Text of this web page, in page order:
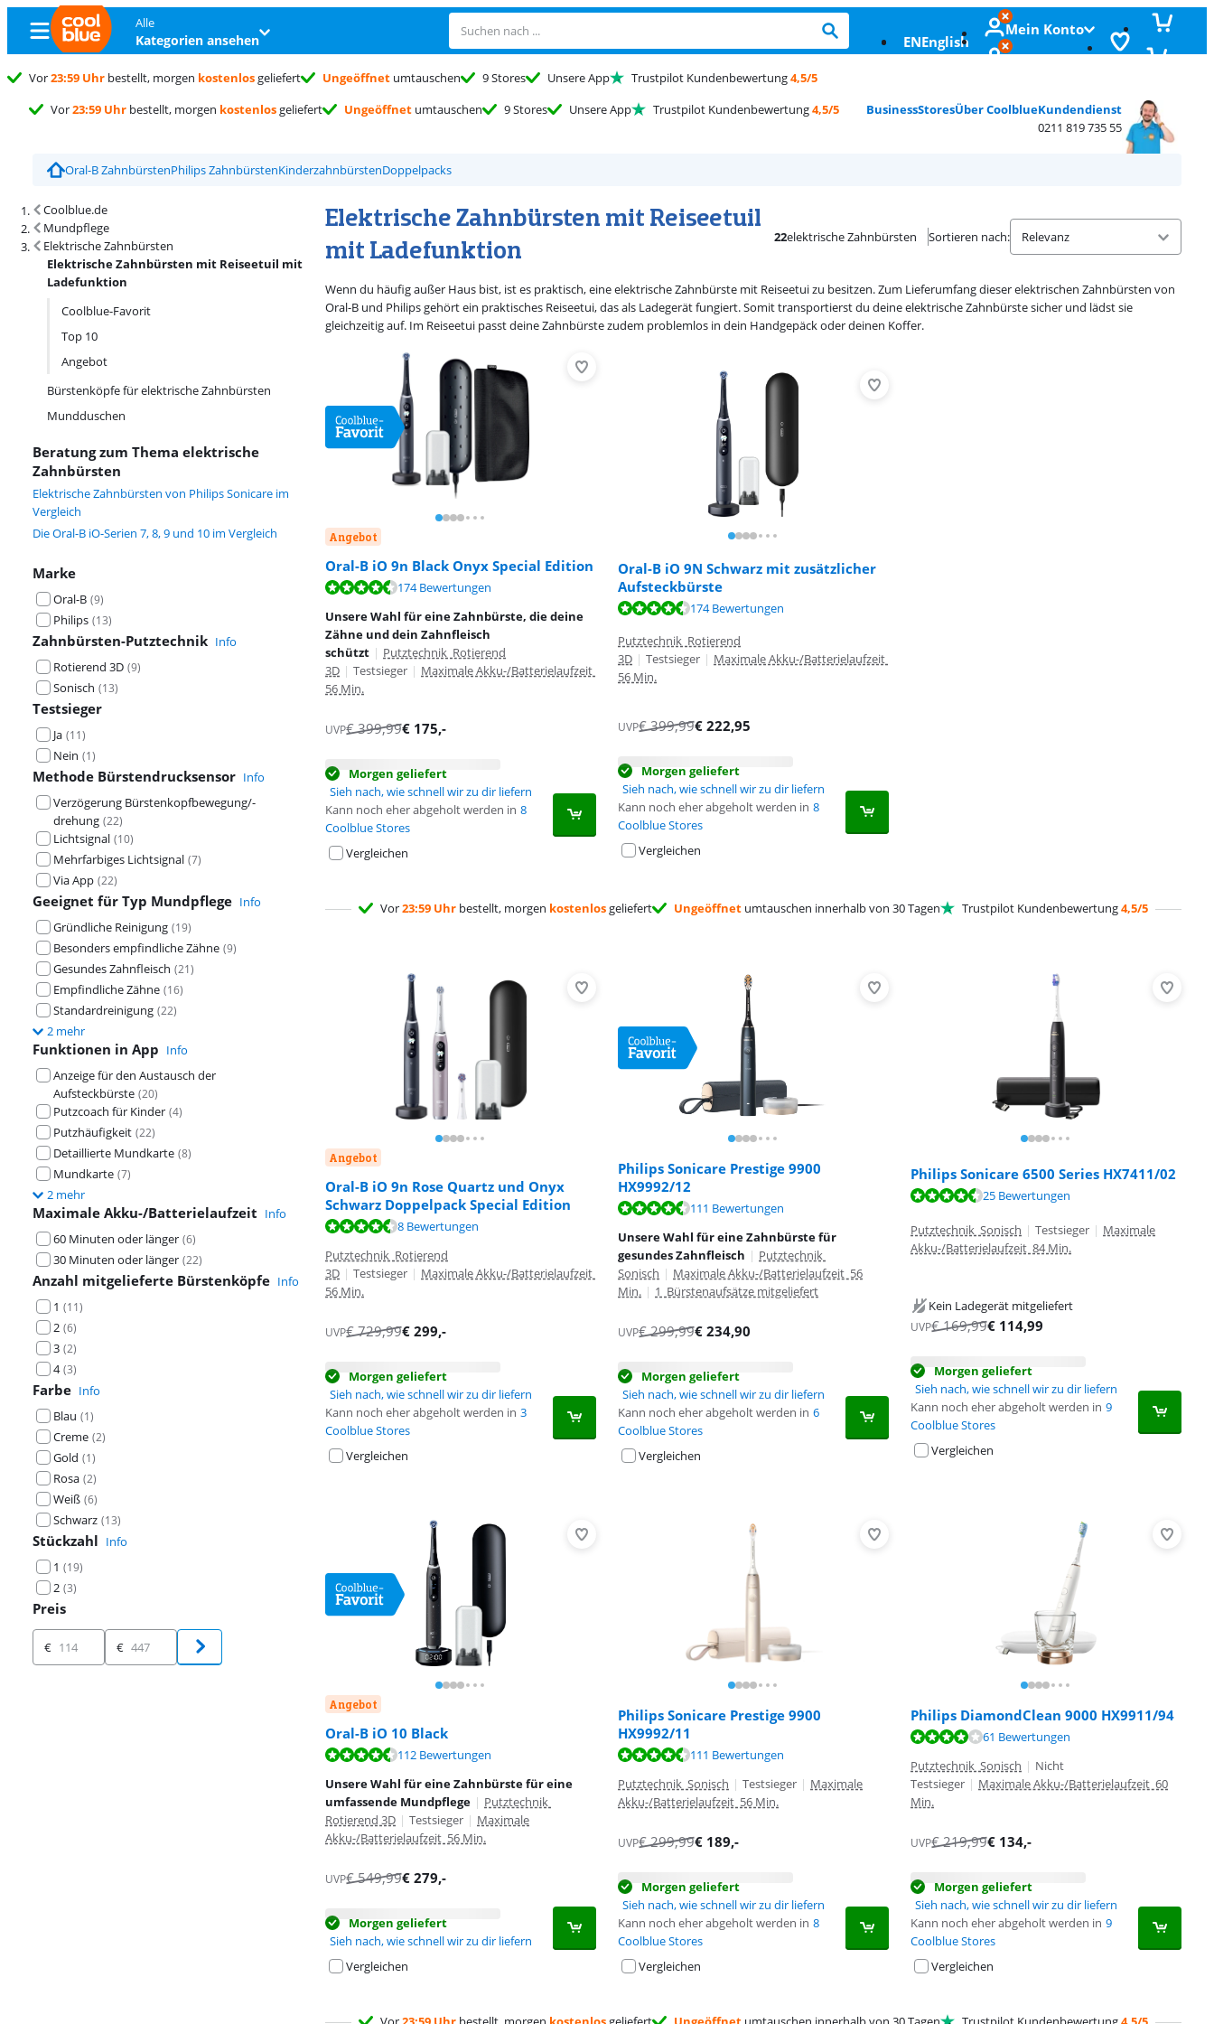
Alle
Kategorien ansehen ENEnglish
Mein Konto
Vor23:59 Uhr bestellt, morgen kostenlosgeliefert Ungeöffnet umtauschen 9 Stores Unsere App Trustpilot Kundenbewertung4,5/5
Vor23:59 Uhr bestellt, morgen kostenlosgeliefert Ungeöffnet umtauschen 9 Stores Unsere App Trustpilot Kundenbewertung4,5/5 BusinessStoresÜber CoolblueKundendienst
0211 819 735 55
Oral-B ZahnbürstenPhilips ZahnbürstenKinderzahnbürstenDoppelpacks
Coolblue.de
Mundpflege
Elektrische Zahnbürsten
Elektrische Zahnbürsten mit Reiseetuil mit
Ladefunktion
Coolblue-Favorit
Top 10
Angebot
Bürstenköpfe für elektrische Zahnbürsten
Mundduschen
Beratung zum Thema elektrische
Zahnbürsten
Elektrische Zahnbürsten von Philips Sonicare im
Vergleich
Die Oral-B iO-Serien 7, 8, 9 und 10 im Vergleich
Marke
Oral-B (9)
Philips (13)
Zahnbürsten-Putztechnik Info
Rotierend 3D (9)
Sonisch (13)
Testsieger
Ja (11)
Nein (1)
Methode Bürstendrucksensor Info
Verzögerung Bürstenkopfbewegung/-
drehung (22)
Lichtsignal (10)
Mehrfarbiges Lichtsignal (7)
Via App (22)
Geeignet für Typ Mundpflege Info
Gründliche Reinigung (19)
Besonders empfindliche Zähne (9)
Gesundes Zahnfleisch (21)
Empfindliche Zähne (16)
Standardreinigung (22)
2 mehr
Funktionen in App Info
Anzeige für den Austausch der
Aufsteckbürste (20)
Putzcoach für Kinder (4)
Putzhäufigkeit (22)
Detaillierte Mundkarte (8)
Mundkarte (7)
2 mehr
Maximale Akku-/Batterielaufzeit Info
60 Minuten oder länger (6)
30 Minuten oder länger (22)
Anzahl mitgelieferte Bürstenköpfe Info
1 (11)
2 (6)
3 (2)
4 (3)
Farbe Info
Blau (1)
Creme (2)
Gold (1)
Rosa (2)
Weiß (6)
Schwarz (13)
Stückzahl Info
1 (19)
2 (3)
Preis
Preis
€ €
Elektrische Zahnbürsten mit Reiseetuil
mit Ladefunktion
Suchergebnisse und Sortierung
22elektrische Zahnbürsten Sortieren nach:
Wenn du häufig außer Haus bist, ist es praktisch, eine elektrische Zahnbürste mit Reiseetui zu besitzen. Zum Lieferumfang dieser elektrischen Zahnbürsten von
Oral-B und Philips gehört ein praktisches Reiseetui, das als Ladegerät fungiert. Somit transportierst du deine elektrische Zahnbürste sicher und lädst sie
gleichzeitig auf. Im Reiseetui passt deine Zahnbürste zudem problemlos in dein Handgepäck oder deinen Koffer.
Angebot
Oral-B iO 9n Black Onyx Special Edition
Bewertet mit 8,8 von 10, basierend auf 174 Bewertungen.
174 Bewertungen
Unsere Wahl für eine Zahnbürste, die deine
Zähne und dein Zahnfleisch
schützt | Putztechnik Rotierend
3D | Testsieger | Maximale Akku-/Batterielaufzeit
56 Min.
UVP€399,99€ 175,-
Morgen geliefert
Sieh nach, wie schnell wir zu dir liefern
Kann noch eher abgeholt werden in 8
Coolblue Stores
Vergleichen
Oral-B iO 9N Schwarz mit zusätzlicher
Aufsteckbürste
Bewertet mit 8,8 von 10, basierend auf 174 Bewertungen.
174 Bewertungen
Putztechnik Rotierend
3D | Testsieger | Maximale Akku-/Batterielaufzeit
56 Min.
UVP€399,99€ 222,95
Morgen geliefert
Sieh nach, wie schnell wir zu dir liefern
Kann noch eher abgeholt werden in 8
Coolblue Stores
Vergleichen
Vor23:59 Uhr bestellt, morgen kostenlosgeliefert Ungeöffnet umtauschen innerhalb von 30 Tagen Trustpilot Kundenbewertung4,5/5
Angebot
Oral-B iO 9n Rose Quartz und Onyx
Schwarz Doppelpack Special Edition
Bewertet mit 8,9 von 10, basierend auf 8 Bewertungen.
8 Bewertungen
Putztechnik Rotierend
3D | Testsieger | Maximale Akku-/Batterielaufzeit
56 Min.
UVP€729,99€ 299,-
Morgen geliefert
Sieh nach, wie schnell wir zu dir liefern
Kann noch eher abgeholt werden in 3
Coolblue Stores
Vergleichen
Philips Sonicare Prestige 9900
HX9992/12
Bewertet mit 8,7 von 10, basierend auf 111 Bewertungen.
111 Bewertungen
Unsere Wahl für eine Zahnbürste für
gesundes Zahnfleisch | Putztechnik
Sonisch | Maximale Akku-/Batterielaufzeit 56
Min. | 1 Bürstenaufsätze mitgeliefert
UVP€299,99€ 234,90
Morgen geliefert
Sieh nach, wie schnell wir zu dir liefern
Kann noch eher abgeholt werden in 6
Coolblue Stores
Vergleichen
Philips Sonicare 6500 Series HX7411/02
Bewertet mit 8,8 von 10, basierend auf 25 Bewertungen. 25 Bewertungen
Putztechnik Sonisch | Testsieger | Maximale
Akku-/Batterielaufzeit 84 Min.
Kein Ladegerät mitgeliefert
UVP€169,99€ 114,99
Morgen geliefert
Sieh nach, wie schnell wir zu dir liefern
Kann noch eher abgeholt werden in 9
Coolblue Stores
Vergleichen
Angebot
Oral-B iO 10 Black
Bewertet mit 8,6 von 10, basierend auf 112 Bewertungen.
112 Bewertungen
Unsere Wahl für eine Zahnbürste für eine
umfassende Mundpflege | Putztechnik
Rotierend 3D | Testsieger | Maximale
Akku-/Batterielaufzeit 56 Min.
UVP€549,99€ 279,-
Morgen geliefert
Sieh nach, wie schnell wir zu dir liefern
Vergleichen
Philips Sonicare Prestige 9900
HX9992/11
Bewertet mit 8,7 von 10, basierend auf 111 Bewertungen.
111 Bewertungen
Putztechnik Sonisch | Testsieger | Maximale
Akku-/Batterielaufzeit 56 Min.
UVP€299,99€ 189,-
Morgen geliefert
Sieh nach, wie schnell wir zu dir liefern
Kann noch eher abgeholt werden in 8
Coolblue Stores
Vergleichen
Philips DiamondClean 9000 HX9911/94
Bewertet mit 8,1 von 10, basierend auf 61 Bewertungen.
61 Bewertungen
Putztechnik Sonisch | Nicht
Testsieger | Maximale Akku-/Batterielaufzeit 60
Min.
UVP€219,99€ 134,-
Morgen geliefert
Sieh nach, wie schnell wir zu dir liefern
Kann noch eher abgeholt werden in 9
Coolblue Stores
Vergleichen